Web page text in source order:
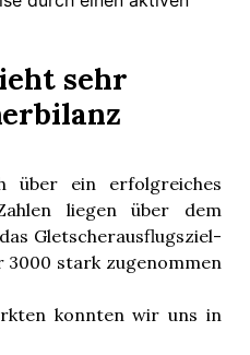
sehr
über ein erfolgreiches
liegen über dem
Gletscherausflugsziel-
3000 stark zugenommen
konnten wir uns in